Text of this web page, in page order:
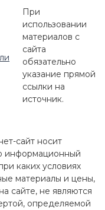
При
использовании
материалов с
сайта
обязательно
указание прямой
ссылки на
источник.
сайт носит
информационный
каких условиях
материалы и цены,
сайте, не являются
определяемой